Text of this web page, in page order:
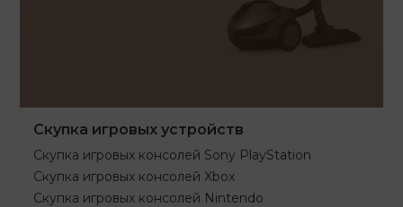
Скупка игровых устройств
Скупка игровых консолей Sony PlayStation
Скупка игровых консолей Xbox
Скупка игровых консолей Nintendo